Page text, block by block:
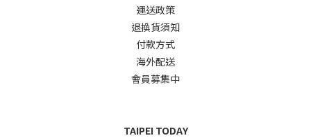
運送政策
退換貨須知
付款方式
海外配送
會員募集中
TAIPEI TODAY